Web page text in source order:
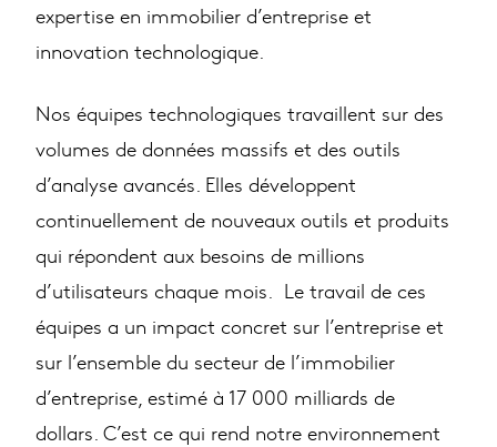
expertise en immobilier d’entreprise et
innovation technologique.
Nos équipes technologiques travaillent sur des
volumes de données massifs et des outils
d’analyse avancés. Elles développent
continuellement de nouveaux outils et produits
qui répondent aux besoins de millions
d’utilisateurs chaque mois. Le travail de ces
équipes a un impact concret sur l’entreprise et
sur l’ensemble du secteur de l’immobilier
d’entreprise, estimé à 17 000 milliards de
dollars. C’est ce qui rend notre environnement